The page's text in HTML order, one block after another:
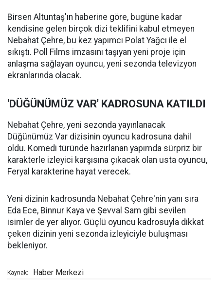
Birsen Altuntaş'ın haberine göre, bugüne kadar
kendisine gelen birçok dizi teklifini kabul etmeyen
Nebahat Çehre, bu kez yapımcı Polat Yağcı ile el
sıkıştı. Poll Films imzasını taşıyan yeni proje için
anlaşma sağlayan oyuncu, yeni sezonda televizyon
ekranlarında olacak.
'DÜĞÜNÜMÜZ VAR' KADROSUNA KATILDI
Nebahat Çehre, yeni sezonda yayınlanacak
Düğünümüz Var dizisinin oyuncu kadrosuna dahil
oldu. Komedi türünde hazırlanan yapımda sürpriz bir
karakterle izleyici karşısına çıkacak olan usta oyuncu,
Feryal karakterine hayat verecek.
Yeni dizinin kadrosunda Nebahat Çehre'nin yanı sıra
Eda Ece, Binnur Kaya ve Şevval Sam gibi sevilen
isimler de yer alıyor. Güçlü oyuncu kadrosuyla dikkat
çeken dizinin yeni sezonda izleyiciyle buluşması
bekleniyor.
Kaynak: Haber Merkezi